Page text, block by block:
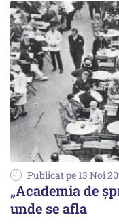
Publicat pe 13 Noi
„Academia de
unde se afla